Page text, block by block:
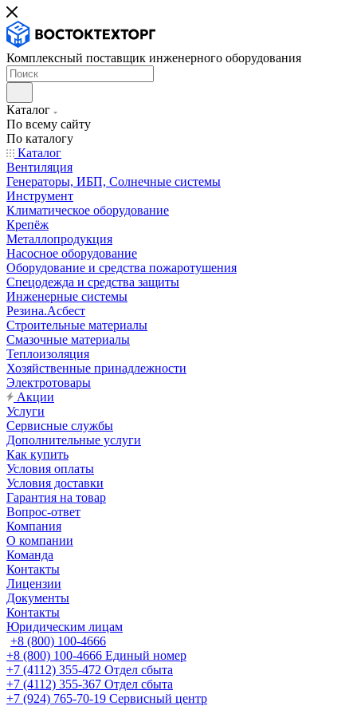
Комплексный поставщик инженерного оборудования
Каталог
По всему сайту
По каталогу
Каталог
Вентиляция
Генераторы, ИБП, Солнечные системы
Инструмент
Климатическое оборудование
Крепёж
Металлопродукция
Насосное оборудование
Оборудование и средства пожаротушения
Спецодежда и средства защиты
Инженерные системы
Резина.Асбест
Строительные материалы
Смазочные материалы
Теплоизоляция
Хозяйственные принадлежности
Электротовары
Акции
Услуги
Сервисные службы
Дополнительные услуги
Как купить
Условия оплаты
Условия доставки
Гарантия на товар
Вопрос-ответ
Компания
О компании
Команда
Контакты
Лицензии
Документы
Контакты
Юридическим лицам
+8 (800) 100-4666
+8 (800) 100-4666 Единый номер
+7 (4112) 355-472 Отдел сбыта
+7 (4112) 355-367 Отдел сбыта
+7 (924) 765-70-19 Сервисный центр